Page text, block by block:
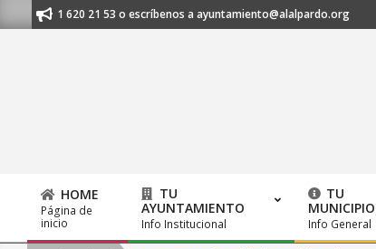
to
al 91 620 21 53 o escríbenos a ayuntamiento@alalpardo.org
Primary
Navigation
HOME
Página de
inicio
TU
AYUNTAMIENTO
Info Institucional
TU
MUNICIPIO
Info General